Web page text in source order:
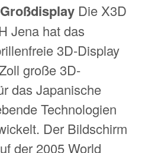
Die X3D
Jena hat das
3D-Display
große 3D-
das Japanische
Technologien
Der Bildschirm
der 2005 World